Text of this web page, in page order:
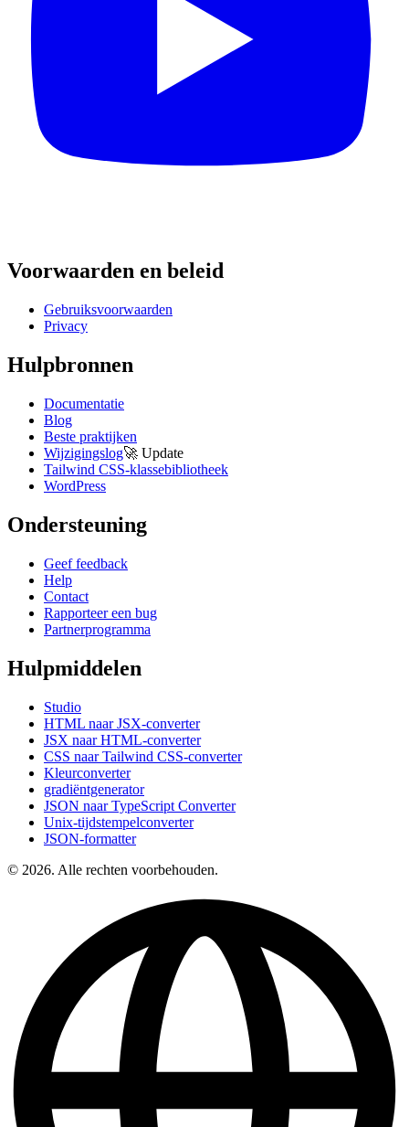
Voorwaarden en beleid
Gebruiksvoorwaarden
Privacy
Hulpbronnen
Documentatie
Blog
Beste praktijken
Wijzigingslog🚀 Update
Tailwind CSS-klassebibliotheek
WordPress
Ondersteuning
Geef feedback
Help
Contact
Rapporteer een bug
Partnerprogramma
Hulpmiddelen
Studio
HTML naar JSX-converter
JSX naar HTML-converter
CSS naar Tailwind CSS-converter
Kleurconverter
gradiëntgenerator
JSON naar TypeScript Converter
Unix-tijdstempelconverter
JSON-formatter
© 2026. Alle rechten voorbehouden.